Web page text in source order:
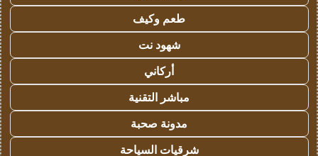
طعم وكيف
شهود نت
أركاني
مباشر التقنية
مدونة صحبة
شرقيات السياحة